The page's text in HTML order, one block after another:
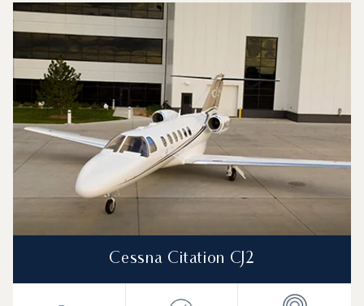
Cessna Citation CJ2